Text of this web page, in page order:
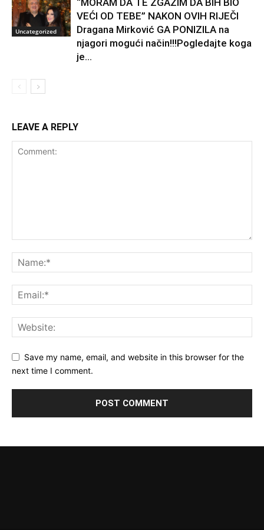
Uncategorized
“MORAM DA TE ZGAZIM DA BIH BIO
VEĆI OD TEBE” NAKON OVIH RIJEČI
Dragana Mirković GA PONIZILA na
njagori mogući način!!!Pogledajte koga
je...
LEAVE A REPLY
Save my name, email, and website in this browser for the
next time I comment.